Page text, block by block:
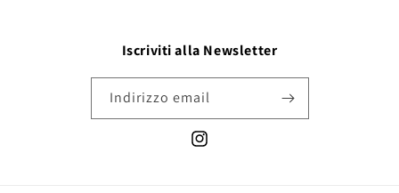
Iscriviti alla Newsletter
Indirizzo email
Instagram